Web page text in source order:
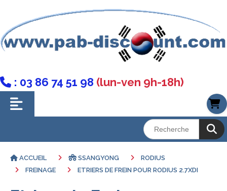
 : 03 86 74 51 98 (lun-ven 9h-18h)
ACCUEIL SSANGYONG
RODIUS
FREINAGE
ETRIERS DE FREIN POUR RODIUS 2.7XDI